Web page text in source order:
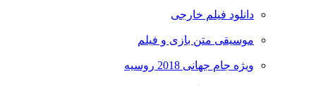
دانلود فیلم خارجی
موسیقی متن بازی و فیلم
ویژه جام جهانی 2018 روسیه